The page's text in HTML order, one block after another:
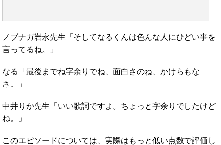
ノブナガ岩永先生「そしてなるくんは色んな人にひどい事を
言ってるね。」
なる「最後までね字余りでね、面白さのね、かけらもな
さ。」
中井りか先生「いい歌詞ですよ。ちょっと字余りでしたけど
ね。」
このエピソードについては、実際はもっと低い点数で評価し